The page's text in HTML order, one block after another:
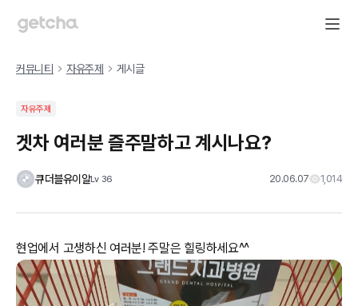
커뮤니티 자유주제 게시글
자유주제
겟차 여러분 즐주말하고 계시나요?
큐더블유이알Lv 36 20.06.07 1,014
현업에서 고생하신 여러분! 주말은 힐링하세요^^